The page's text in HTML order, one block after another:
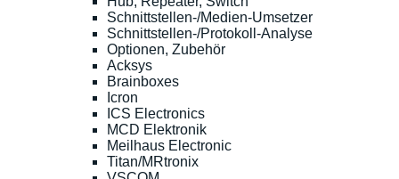
Schnittstellen-/Medien-Umsetzer
Schnittstellen-/Protokoll-Analyse
Optionen, Zubehör
Acksys
Brainboxes
Icron
ICS Electronics
MCD Elektronik
Meilhaus Electronic
Titan/MRtronix